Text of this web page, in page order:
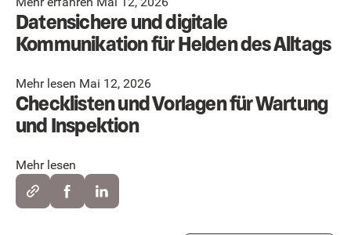
Datensichere und digitale
Kommunikation für Helden des Alltags
Mehr lesen Mai 12, 2026
Checklisten und Vorlagen für Wartung
und Inspektion
Mehr lesen